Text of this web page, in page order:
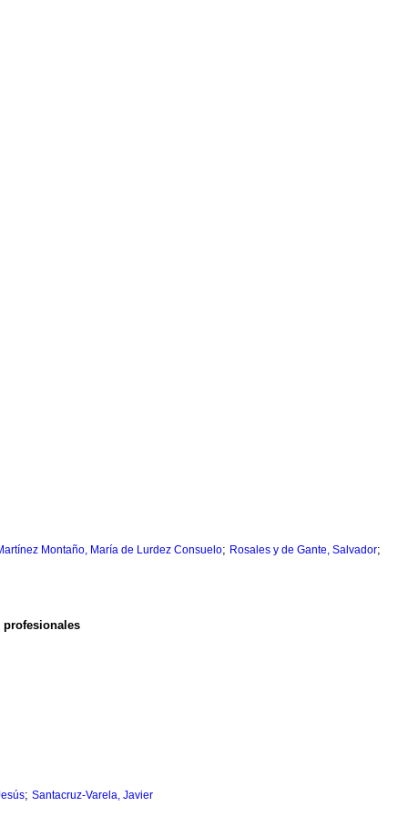
Montaño, María de Lurdez Consuelo; Rosales y de Gante, Salvador;
; Santacruz-Varela, Javier